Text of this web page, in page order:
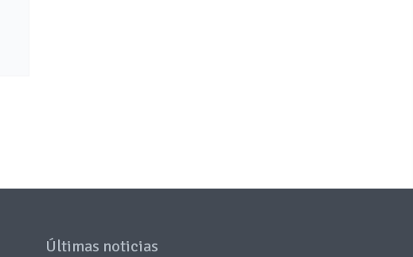
Últimas noticias